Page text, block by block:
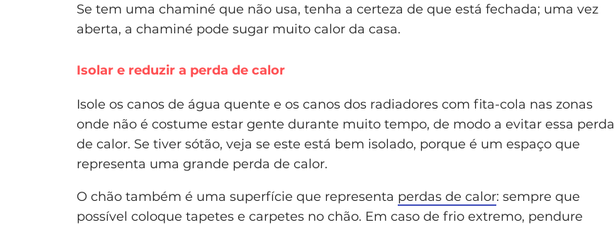
Se tem uma chaminé que não usa, tenha a certeza de que está fechada; uma vez
aberta, a chaminé pode sugar muito calor da casa.
Isolar e reduzir a perda de calor
Isole os canos de água quente e os canos dos radiadores com fita-cola nas zonas
onde não é costume estar gente durante muito tempo, de modo a evitar essa perda
de calor. Se tiver sótão, veja se este está bem isolado, porque é um espaço que
representa uma grande perda de calor.
O chão também é uma superfície que representa perdas de calor: sempre que
possível coloque tapetes e carpetes no chão. Em caso de frio extremo, pendure